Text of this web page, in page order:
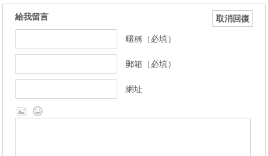
給我留言 取消回復
暱稱（必填）
郵箱（必填）
網址